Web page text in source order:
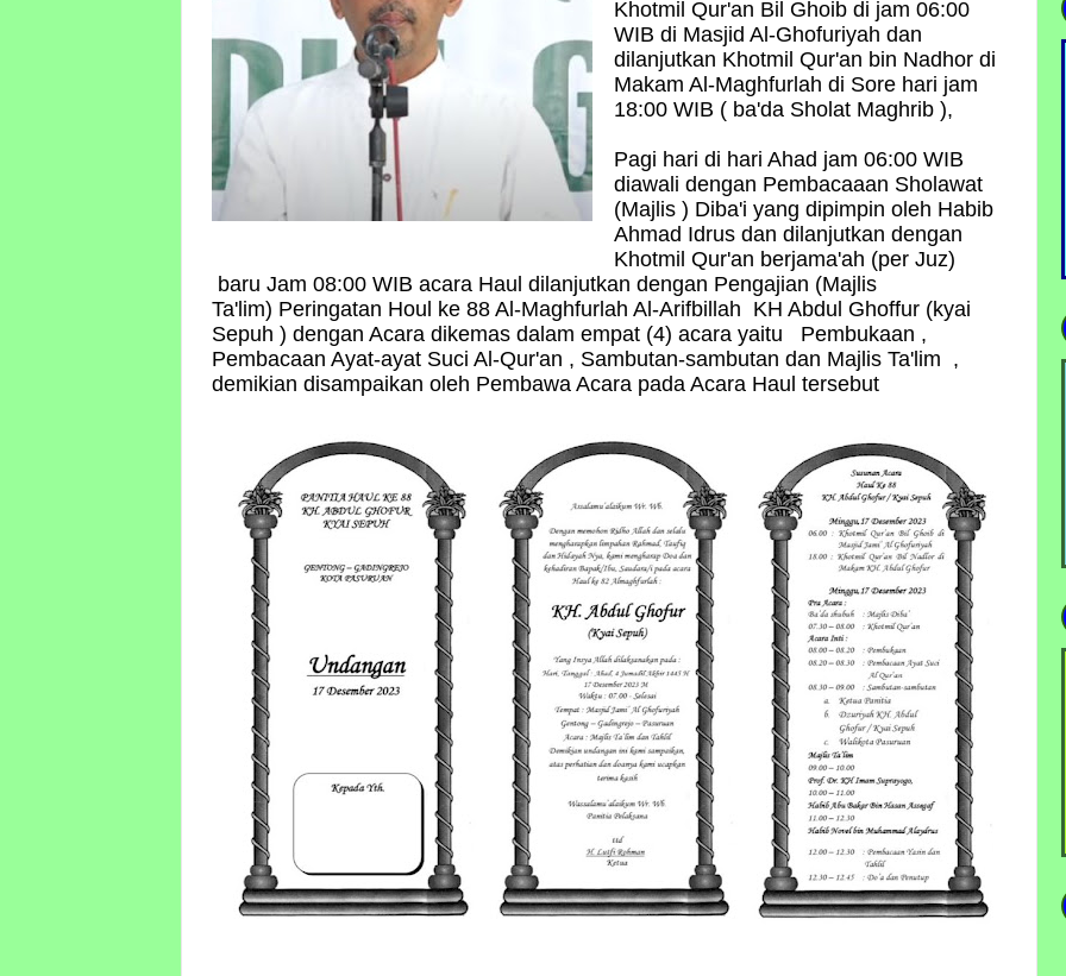
Khotmil Qur'an Bil Ghoib di jam 06:00
WIB di Masjid Al-Ghofuriyah dan
dilanjutkan Khotmil Qur'an bin Nadhor di
Makam Al-Maghfurlah di Sore hari jam
18:00 WIB ( ba'da Sholat Maghrib ),
Pagi hari di hari Ahad jam 06:00 WIB
diawali dengan Pembacaaan Sholawat
(Majlis ) Diba'i yang dipimpin oleh Habib
Ahmad Idrus dan dilanjutkan dengan
Khotmil Qur'an berjama'ah (per Juz)
baru Jam 08:00 WIB acara Haul dilanjutkan dengan Pengajian (Majlis
Ta'lim) Peringatan Houl ke 88 Al-Maghfurlah Al-Arifbillah KH Abdul Ghoffur (kyai
Sepuh ) dengan Acara dikemas dalam empat (4) acara yaitu Pembukaan ,
Pembacaan Ayat-ayat Suci Al-Qur'an , Sambutan-sambutan dan Majlis Ta'lim ,
demikian disampaikan oleh Pembawa Acara pada Acara Haul tersebut